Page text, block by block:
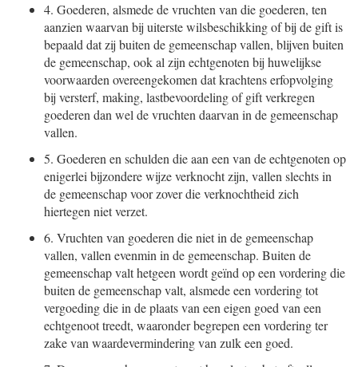
4. Goederen, alsmede de vruchten van die goederen, ten
aanzien waarvan bij uiterste wilsbeschikking of bij de gift is
bepaald dat zij buiten de gemeenschap vallen, blijven buiten
de gemeenschap, ook al zijn echtgenoten bij huwelijkse
voorwaarden overeengekomen dat krachtens erfopvolging
bij versterf, making, lastbevoordeling of gift verkregen
goederen dan wel de vruchten daarvan in de gemeenschap
vallen.
5. Goederen en schulden die aan een van de echtgenoten op
enigerlei bijzondere wijze verknocht zijn, vallen slechts in
de gemeenschap voor zover die verknochtheid zich
hiertegen niet verzet.
6. Vruchten van goederen die niet in de gemeenschap
vallen, vallen evenmin in de gemeenschap. Buiten de
gemeenschap valt hetgeen wordt geïnd op een vordering die
buiten de gemeenschap valt, alsmede een vordering tot
vergoeding die in de plaats van een eigen goed van een
echtgenoot treedt, waaronder begrepen een vordering ter
zake van waardevermindering van zulk een goed.